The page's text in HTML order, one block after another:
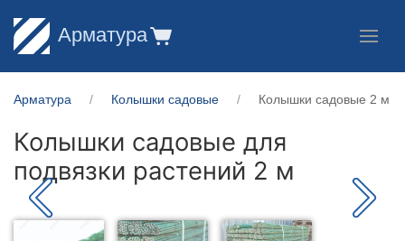
Арматура
Арматура Колышки садовые Колышки садовые 2 м
Колышки садовые для
подвязки растений 2 м